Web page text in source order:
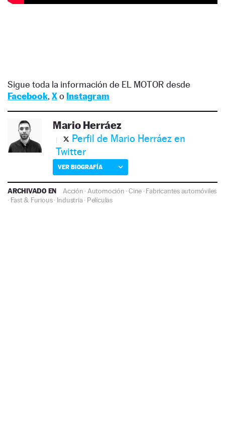
Sigue toda la información de EL MOTOR desde
Facebook, Xo Instagram
Mario Herráez
Perfil de Mario Herráez en
Twitter
VER BIOGRAFÍA
ARCHIVADO EN Acción · Automoción ·Cine ·Fabricantes automóviles
· Fast & Furious· Industria· Películas